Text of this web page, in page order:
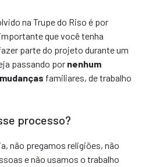
na Trupe do Riso é por
que você tenha
parte do projeto durante um
passando por nenhum
familiares, de trabalho
processo?
não pregamos religiões, não
e não usamos o trabalho